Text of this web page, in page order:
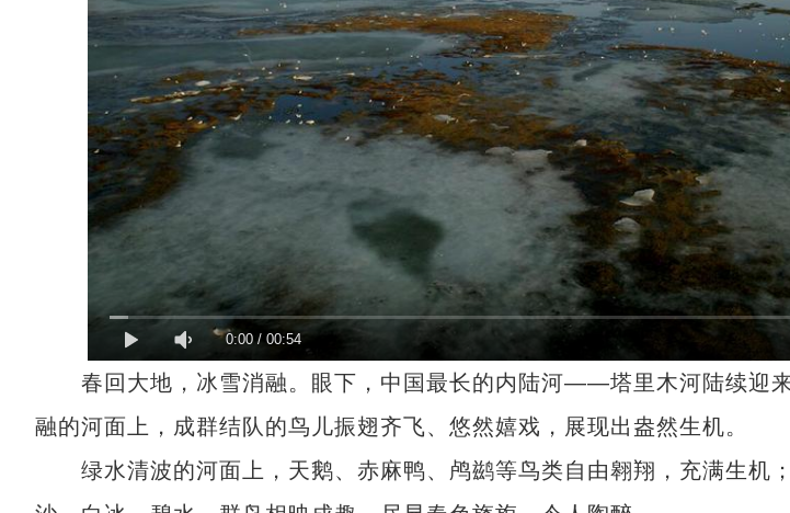
0:00/ 00:54
春回大地，冰雪消融。眼下，中国最长的内陆河——塔里木河陆续迎来
融的河面上，成群结队的鸟儿振翅齐飞、悠然嬉戏，展现出盎然生机。
绿水清波的河面上，天鹅、赤麻鸭、鸬鹚等鸟类自由翱翔，充满生机